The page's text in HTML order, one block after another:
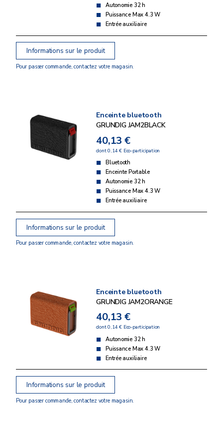
Autonomie 32 h
Puissance Max 4.3 W
Entrée auxiliaire
Informations sur le produit
Pour passer commande, contactez votre magasin.
Enceinte bluetooth
GRUNDIG JAM2BLACK
40,13 €
dont 0,14 € Eco-participation
Bluetooth
Enceinte Portable
Autonomie 32 h
Puissance Max 4.3 W
Entrée auxiliaire
Informations sur le produit
Pour passer commande, contactez votre magasin.
Enceinte bluetooth
GRUNDIG JAM2ORANGE
40,13 €
dont 0,14 € Eco-participation
Autonomie 32 h
Puissance Max 4.3 W
Entrée auxiliaire
Informations sur le produit
Pour passer commande, contactez votre magasin.